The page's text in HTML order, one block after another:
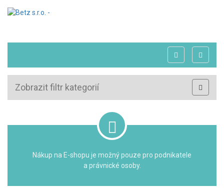
Zobrazit filtr kategorií
Nákup na E-shopu je možný pouze pro podnikatele
a právnické osoby.